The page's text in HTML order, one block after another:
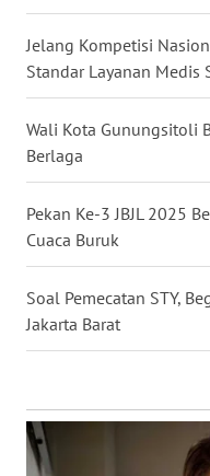
Jelang Kompetisi
Standar Layanan Medis
Wali Kota Gunungsitoli
Berlaga
Pekan Ke-3 JBJL 2025
Cuaca Buruk
Soal Pemecatan STY,
Jakarta Barat
WN
MALUKU
WN
MALUT
DAIRI
DANAU
TOBA
NIAS